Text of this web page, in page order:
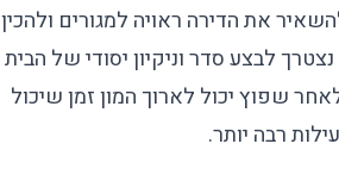
את הדירה ראויה למגורים ולהכין
לבצע סדר וניקיון יסודי של הבית
שפוץ יכול לארוך המון זמן שיכול
רבה יותר.